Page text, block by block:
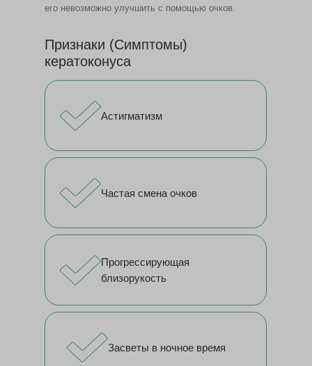
его невозможно улучшить с помощью очков.
Признаки (Симптомы)
кератоконуса
Астигматизм
Частая смена очков
Прогрессирующая
близорукость
Засветы в ночное время